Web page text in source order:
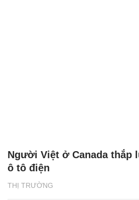
THỊ TRƯỜNG
Người Việt ở Canada thắp
ô tô điện